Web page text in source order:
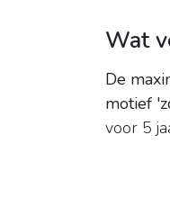
Wat
De
motief
voor 5